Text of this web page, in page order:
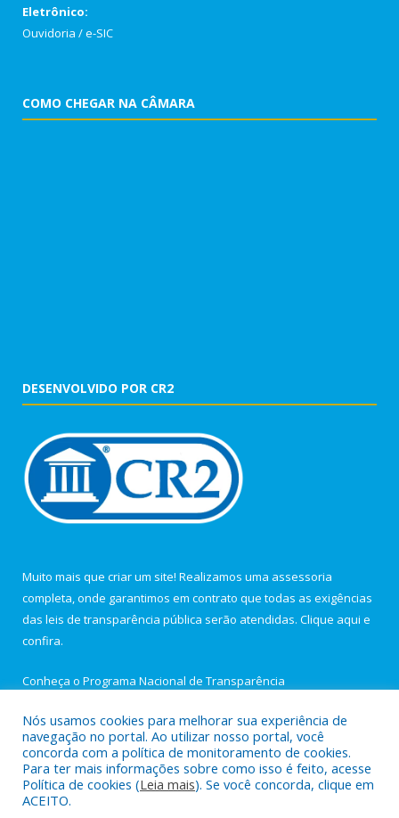
Eletrônico:
Ouvidoria /e-SIC
COMO CHEGAR NA CÂMARA
DESENVOLVIDO POR CR2
Muito mais que criar um site! Realizamos uma assessoria
completa, onde garantimos em contrato que todas as exigências
das leis de transparência pública serão atendidas. Clique aqui e
confira.
Conheça o Programa Nacional de Transparência
Todos os direitos reservados a Câmara Municipal de Igarapé-
Açu.
Nós usamos cookies para melhorar sua experiência de
navegação no portal. Ao utilizar nosso portal, você
concorda com a política de monitoramento de cookies.
Para ter mais informações sobre como isso é feito, acesse
Política de cookies (Leia mais). Se você concorda, clique em
ACEITO.